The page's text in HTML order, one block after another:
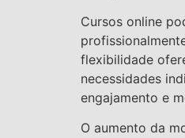
Cursos online
flexibilidade
necessidades
engajamento e
O aumento da